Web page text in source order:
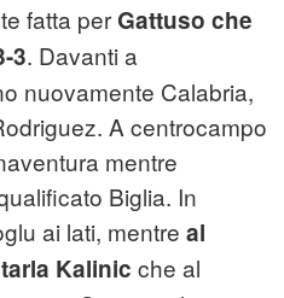
fatta perGattuso che
3. Davanti a
nuovamente Calabria,
A centrocampo
mentre
Biglia. In
ai lati, mentre al
Kalinic che al